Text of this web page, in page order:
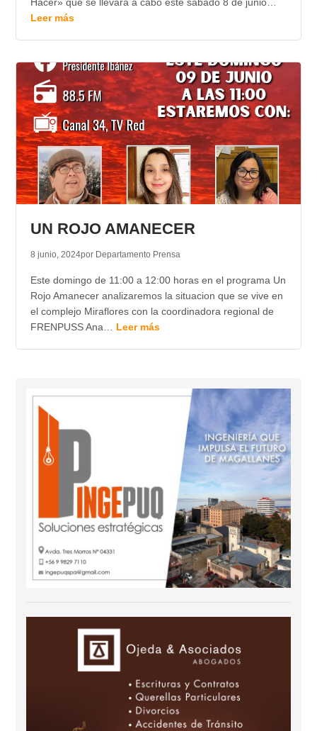
Hacer» que se llevará a cabo este sábado 8 de junio…
Leer más
UN ROJO AMANECER
8 junio, 2024por Departamento Prensa
Este domingo de 11:00 a 12:00 horas en el programa Un
Rojo Amanecer analizaremos la situacion que se vive en
el complejo Miraflores con la coordinadora regional de
FRENPUSS Ana… Leer más